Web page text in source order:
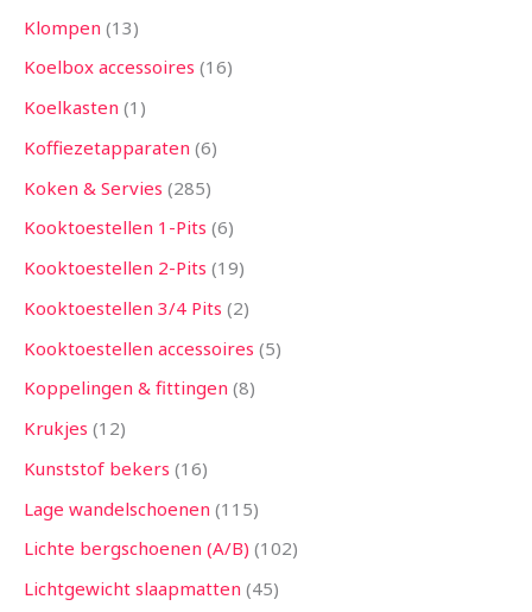
Klompen 13
Koelbox accessoires 16
Koelkasten 1
Koffiezetapparaten 6
Koken & Servies 285
Kooktoestellen 1-Pits 6
Kooktoestellen 2-Pits 19
Kooktoestellen 3/4 Pits 2
Kooktoestellen accessoires 5
Koppelingen & fittingen 8
Krukjes 12
Kunststof bekers 16
Lage wandelschoenen 115
Lichte bergschoenen (A/B) 102
Lichtgewicht slaapmatten 45